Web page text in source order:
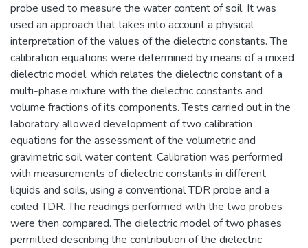
probe used to measure the water content of soil. It was
used an approach that takes into account a physical
interpretation of the values of the dielectric constants. The
calibration equations were determined by means of a mixed
dielectric model, which relates the dielectric constant of a
multi-phase mixture with the dielectric constants and
volume fractions of its components. Tests carried out in the
laboratory allowed development of two calibration
equations for the assessment of the volumetric and
gravimetric soil water content. Calibration was performed
with measurements of dielectric constants in different
liquids and soils, using a conventional TDR probe and a
coiled TDR. The readings performed with the two probes
were then compared. The dielectric model of two phases
permitted describing the contribution of the dielectric